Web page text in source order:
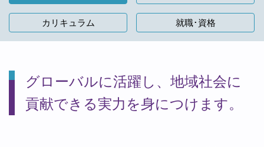
カリキュラム 就職･資格
グローバルに活躍し、地域社会に
貢献できる実力を身につけます。